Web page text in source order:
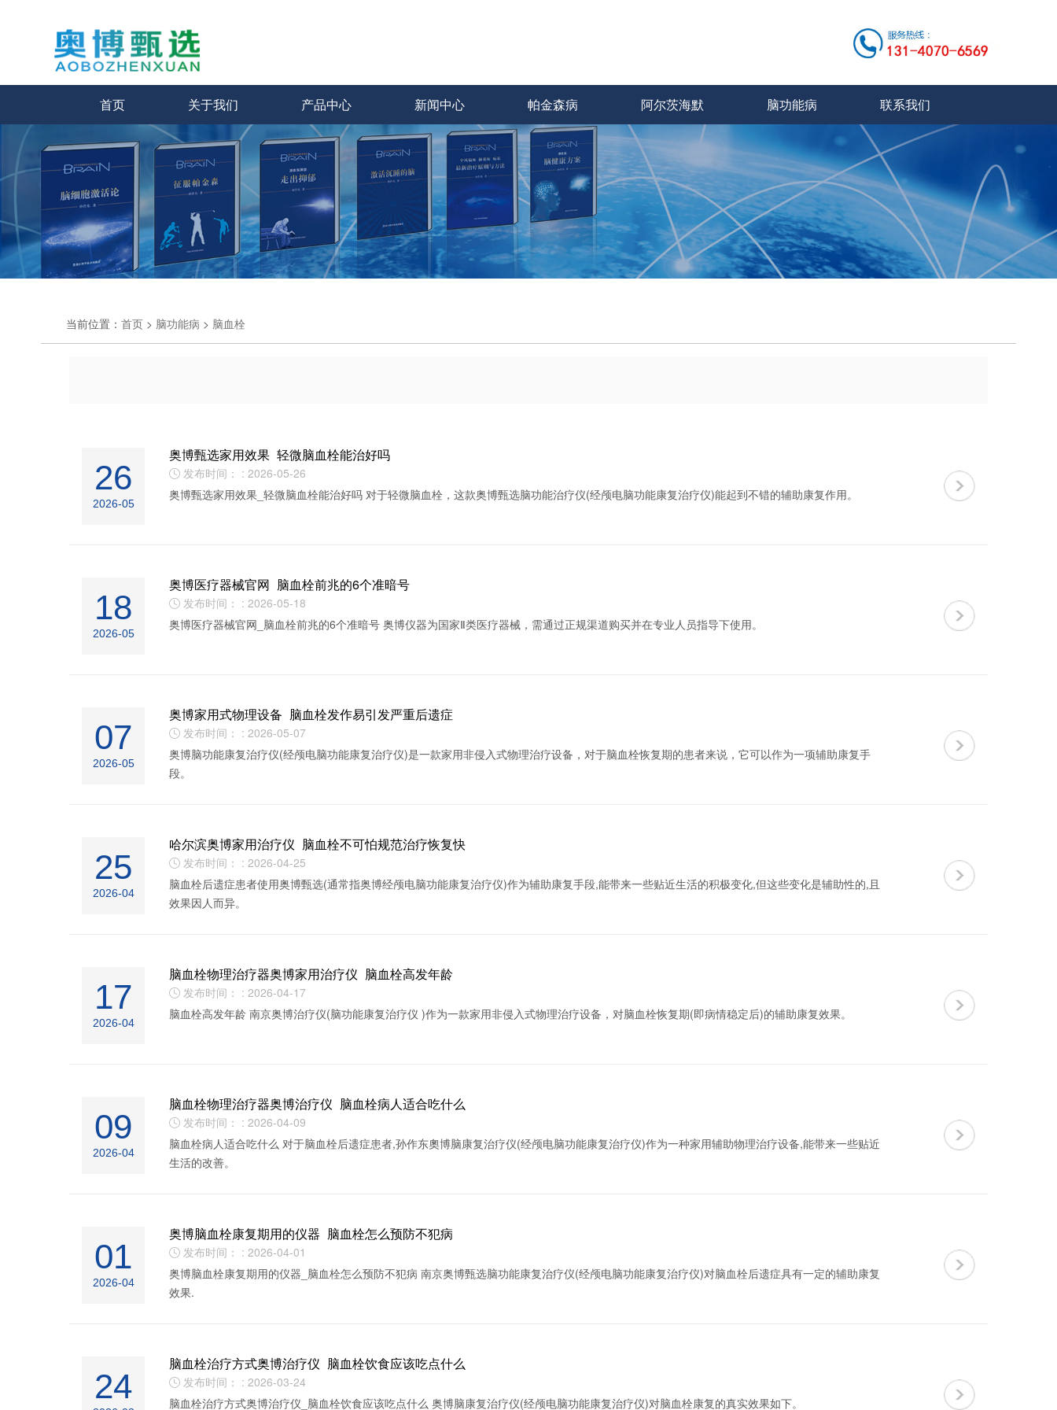
首页 关于我们 产品中心 新闻中心 帕金森病 阿尔茨海默 脑功能病 联系我们
当前位置： 首页 > 脑功能病 > 脑血栓
26
2026-05
奥博甄选家用效果_轻微脑血栓能治好吗
发布时间： : 2026-05-26
奥博甄选家用效果_轻微脑血栓能治好吗 对于轻微脑血栓，这款奥博甄选脑功能治疗仪(经颅电脑功能康复治疗仪)能起到不错的辅助康复作用。
18
2026-05
奥博医疗器械官网_脑血栓前兆的6个准暗号
发布时间： : 2026-05-18
奥博医疗器械官网_脑血栓前兆的6个准暗号 奥博仪器为国家Ⅱ类医疗器械，需通过正规渠道购买并在专业人员指导下使用。
07
2026-05
奥博家用式物理设备_脑血栓发作易引发严重后遗症
发布时间： : 2026-05-07
奥博脑功能康复治疗仪(经颅电脑功能康复治疗仪)是一款家用非侵入式物理治疗设备，对于脑血栓恢复期的患者来说，它可以作为一项辅助康复手
段。
25
2026-04
哈尔滨奥博家用治疗仪_脑血栓不可怕规范治疗恢复快
发布时间： : 2026-04-25
脑血栓后遗症患者使用奥博甄选(通常指奥博经颅电脑功能康复治疗仪)作为辅助康复手段,能带来一些贴近生活的积极变化,但这些变化是辅助性的,且
效果因人而异。
17
2026-04
脑血栓物理治疗器奥博家用治疗仪_脑血栓高发年龄
发布时间： : 2026-04-17
脑血栓高发年龄 南京奥博治疗仪(脑功能康复治疗仪 )作为一款家用非侵入式物理治疗设备，对脑血栓恢复期(即病情稳定后)的辅助康复效果。
09
2026-04
脑血栓物理治疗器奥博治疗仪_脑血栓病人适合吃什么
发布时间： : 2026-04-09
脑血栓病人适合吃什么 对于脑血栓后遗症患者,孙作东奧博脑康复治疗仪(经颅电脑功能康复治疗仪)作为一种家用辅助物理治疗设备,能带来一些贴近
生活的改善。
01
2026-04
奥博脑血栓康复期用的仪器_脑血栓怎么预防不犯病
发布时间： : 2026-04-01
奥博脑血栓康复期用的仪器_脑血栓怎么预防不犯病 南京奥博甄选脑功能康复治疗仪(经颅电脑功能康复治疗仪)对脑血栓后遗症具有一定的辅助康复
效果.
24
脑血栓治疗方式奥博治疗仪_脑血栓饮食应该吃点什么
发布时间： : 2026-03-24
脑血栓治疗方式奥博治疗仪_脑血栓饮食应该吃点什么 奥博脑康复治疗仪(经颅电脑功能康复治疗仪)对脑血栓康复的真实效果如下。